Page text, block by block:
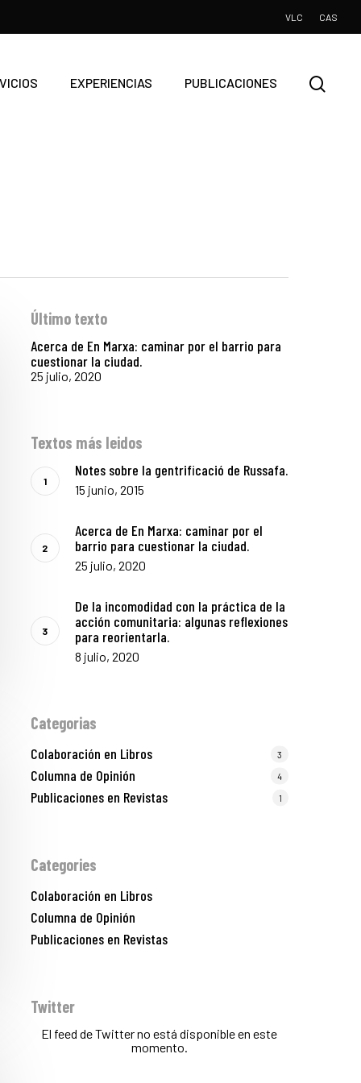
VLC CAS
EXPERIENCIAS PUBLICACIONES
Último texto
Acerca de En Marxa: caminar por el barrio para
cuestionar la ciudad.
25 julio, 2020
Textos más leidos
Notes sobre la gentrificació de Russafa.
15 junio, 2015
Acerca de En Marxa: caminar por el
barrio para cuestionar la ciudad.
25 julio, 2020
De la incomodidad con la práctica de la
acción comunitaria: algunas reflexiones
para reorientarla.
8 julio, 2020
Categorias
Colaboración en Libros 3
Columna de Opinión 4
Publicaciones en Revistas 1
Categories
Colaboración en Libros
Columna de Opinión
Publicaciones en Revistas
Twitter
El feed de Twitter no está disponible en este
momento.
La Dula
C/Poeta Alberola, 23-21
info@ladulaparticipacio.com